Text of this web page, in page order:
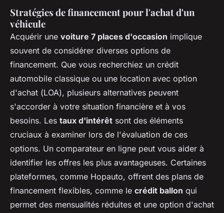
Stratégies de financement pour l'achat d'un
véhicule
Acquérir une voiture 7 places d'occasion implique
souvent de considérer diverses options de
financement. Que vous recherchiez un crédit
automobile classique ou une location avec option
d'achat (LOA), plusieurs alternatives peuvent
s'accorder à votre situation financière et à vos
besoins. Les taux d'intérêt sont des éléments
cruciaux à examiner lors de l'évaluation de ces
options. Un comparateur en ligne peut vous aider à
identifier les offres les plus avantageuses. Certaines
plateformes, comme Hopauto, offrent des plans de
financement flexibles, comme le crédit ballon qui
permet des mensualités réduites et une option d'achat